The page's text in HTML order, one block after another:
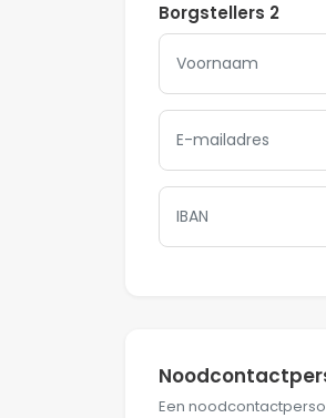
Borgstellers 2
Een